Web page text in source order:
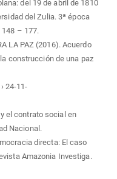
del 19 de abril de 1810
del Zulia. 3ª época
148 – 177.
LA PAZ (2016). Acuerdo
construcción de una paz
24-11-
y el contrato social en
Nacional.
directa: El caso
Amazonia Investiga.